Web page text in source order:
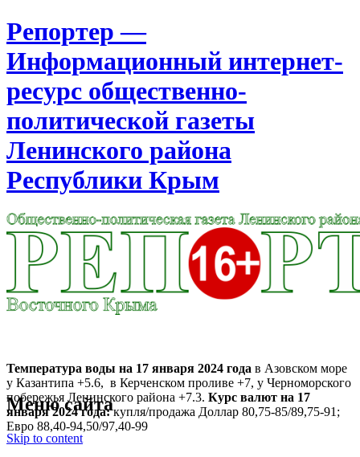
Репортер —
Информационный интернет-
ресурс общественно-
политической газеты
Ленинского района
Республики Крым
Температура воды на 17 января 2024 года в Азовском море
у Казантипа +5.6, в Керченском проливе +7, у Черноморского
побережья Ленинского района +7.3. Курс валют на 17
января 2024 года:купля/продажа Доллар 80,75-85/89,75-91;
Евро 88,40-94,50/97,40-99
Меню сайта
Skip to content